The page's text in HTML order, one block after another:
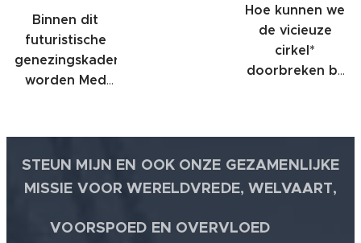
Binnen dit
futuristische
genezingskader
worden Med
kwantumregeneratieve
kamers die het
lichaam kunnen
niveaus die de
Hoe kunnen we
de vicieuze
cirkel*
doorbreken bij
worden?
STEUN MIJN EN OOK ONZE GEZAMENLIJKE
MISSIE VOOR WERELDVREDE, WELVAART,
VOORSPOED EN OVERVLOED